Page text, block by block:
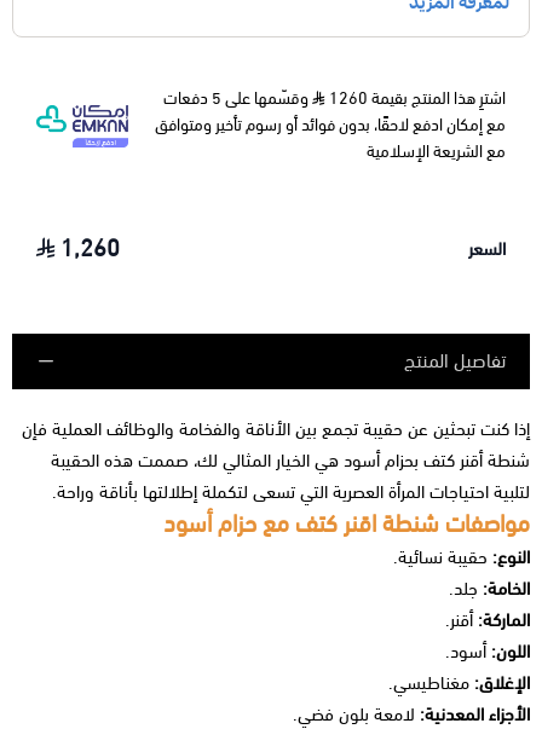
اشترِ هذا المنتج بقيمة 1260
وقسّمها على 5 دفعات
مع إمكان ادفع لاحقًا، بدون فوائد أو رسوم تأخير ومتوافق
مع الشريعة الإسلامية
السعر 1,260
تفاصيل المنتج
إذا كنت تبحثين عن حقيبة تجمع بين الأناقة والفخامة والوظائف العملية فإن
شنطة أقنر كتف بحزام أسود هي الخيار المثالي لك، صممت هذه الحقيبة
لتلبية احتياجات المرأة العصرية التي تسعى لتكملة إطلالتها بأناقة وراحة.
مواصفات شنطة اقنر كتف مع حزام أسود
النوع: حقيبة نسائية.
الخامة: جلد.
الماركة:أقنر.
اللون:أسود.
الإغلاق: مغناطيسي.
الأجزاء المعدنية: لامعة بلون فضي.